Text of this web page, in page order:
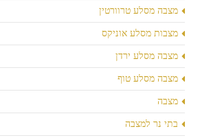
מצבה מסלע טרוורטין
מצבות מסלע אוניקס
מצבה מסלע ירדן
מצבה מסלע טוף
מצבה
בתי נר למצבה